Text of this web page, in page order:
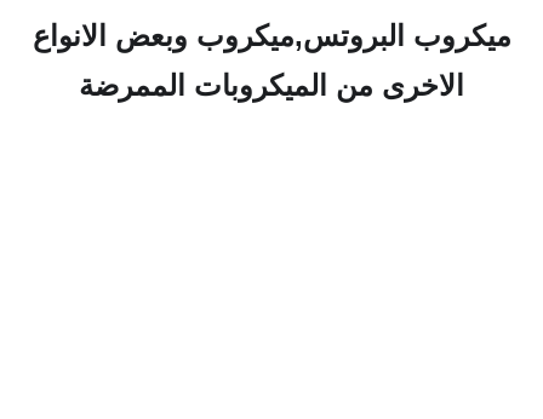
ميكروب البروتس,ميكروب وبعض الانواع
الاخرى من الميكروبات الممرضة